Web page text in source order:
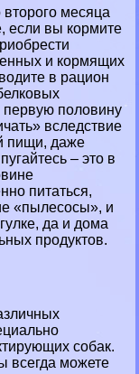
месяца
если вы кормите
и кормящих
в рацион
первую половину
вследствие
пищи, даже
– это в
питаться,
«пылесосы», и
да и дома
продуктов.
собак.
всегда можете